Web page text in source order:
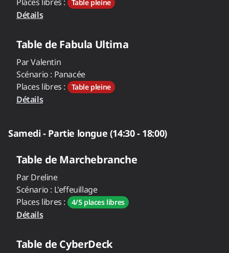
Table pleine
Détails
Table de Fabula Ultima
ParValentin
Scénario : Panacée
Places libres :
Table pleine
Détails
Samedi - Partie longue (14:30 - 18:00)
Table de Marchebranche
ParDreline
Scénario : L'effeuillage
Places libres :
4/5 places libres
Détails
Table de CyberDeck